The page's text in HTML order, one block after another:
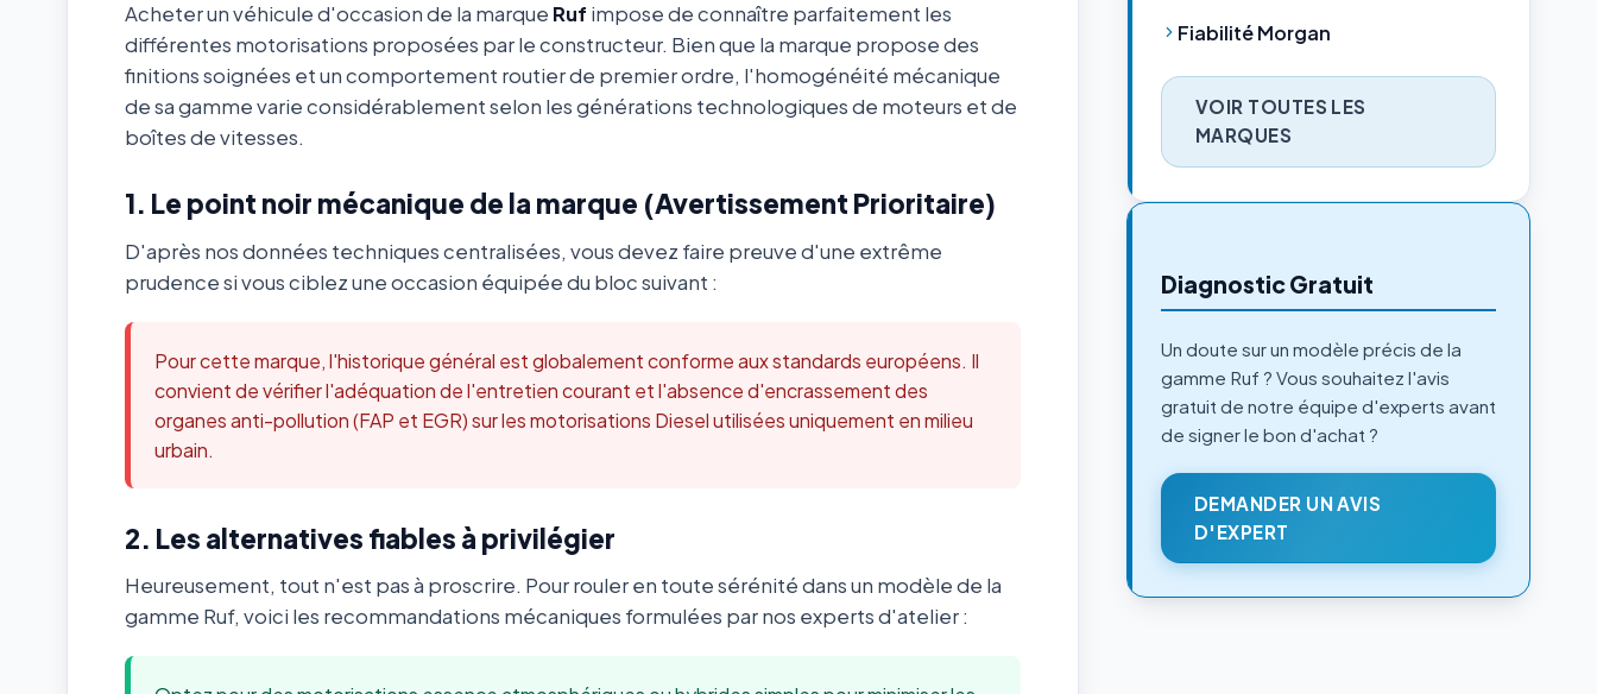
Acheter un véhicule d'occasion de la marque Ruf impose de connaître parfaitement les
différentes motorisations proposées par le constructeur. Bien que la marque propose des
finitions soignées et un comportement routier de premier ordre, l'homogénéité mécanique
de sa gamme varie considérablement selon les générations technologiques de moteurs et de
boîtes de vitesses.
1. Le point noir mécanique de la marque (Avertissement Prioritaire)
D'après nos données techniques centralisées, vous devez faire preuve d'une extrême
prudence si vous ciblez une occasion équipée du bloc suivant :
Pour cette marque, l'historique général est globalement conforme aux standards européens. Il
convient de vérifier l'adéquation de l'entretien courant et l'absence d'encrassement des
organes anti-pollution (FAP et EGR) sur les motorisations Diesel utilisées uniquement en milieu
urbain.
2. Les alternatives fiables à privilégier
Heureusement, tout n'est pas à proscrire. Pour rouler en toute sérénité dans un modèle de la
gamme Ruf, voici les recommandations mécaniques formulées par nos experts d'atelier :
Fiabilité Morgan
VOIR TOUTES LES
MARQUES
Diagnostic Gratuit
Un doute sur un modèle précis de la
gamme Ruf ? Vous souhaitez l'avis
gratuit de notre équipe d'experts avant
de signer le bon d'achat ?
DEMANDER UN AVIS
D'EXPERT